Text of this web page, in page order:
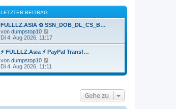
LETZTER BEITRAG
FULLLZ.ASIA ✿ SSN_DOB_DL_CS_B…
von dumpstop10
e
u
e
s
e
r
Di 4. Aug 2026, 11:17
⚡ FULLLZ.Asia ⚡ PayPal Transf…
von dumpstop10
e
u
Di 4. Aug 2026, 11:11
Gehe zu